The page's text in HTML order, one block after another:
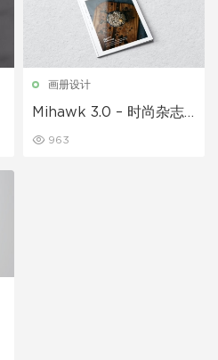
画册设计
Mihawk 3.0 – 时尚杂志 I
963